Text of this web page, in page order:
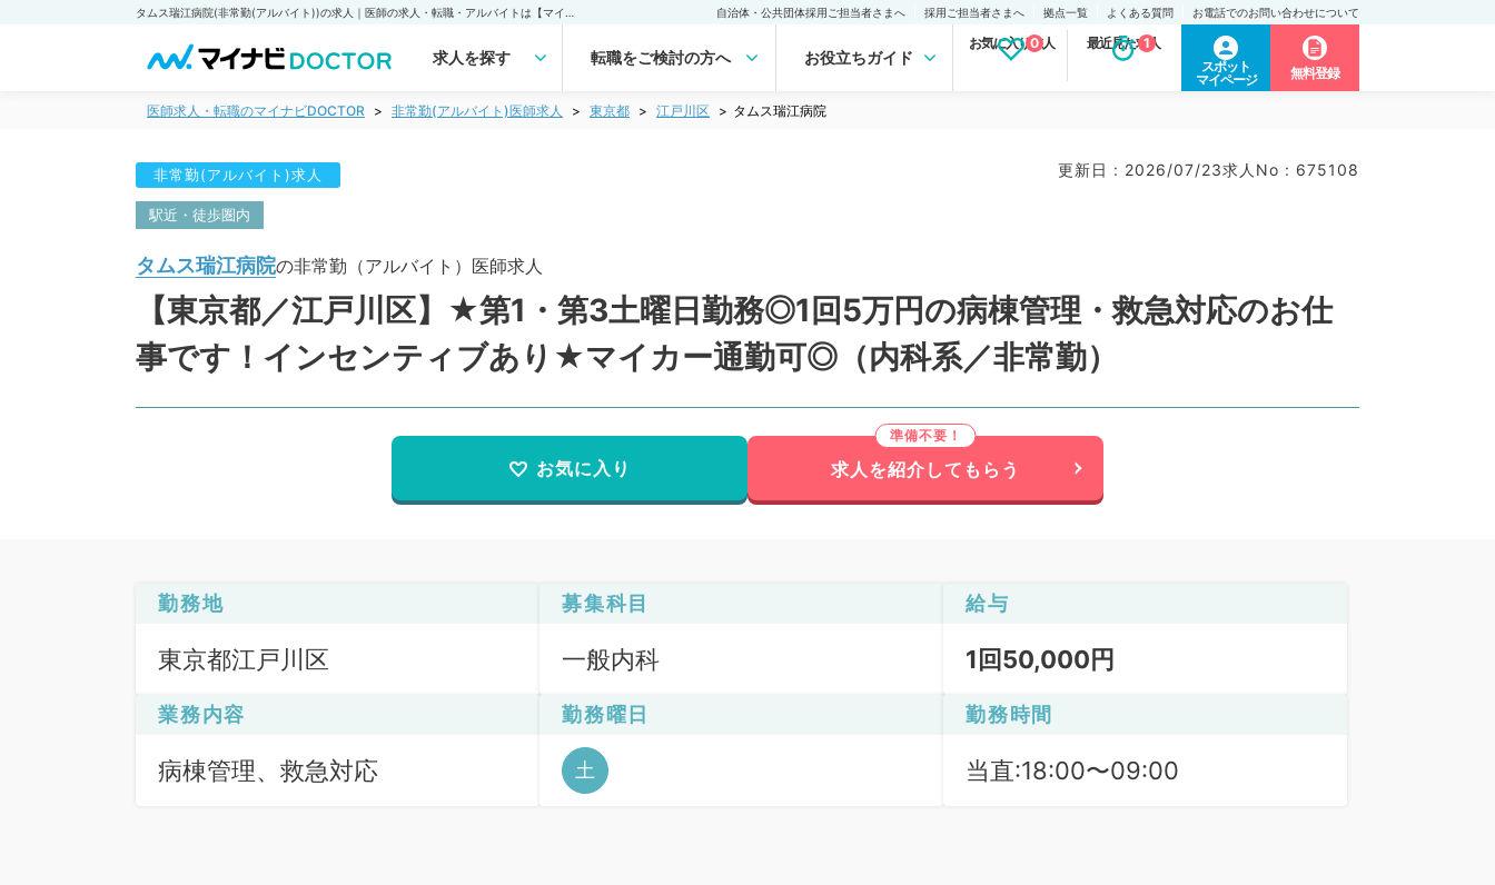
自治体・公共団体採用ご担当者さまへ 採用ご担当者さまへ 拠点一覧 よくある質問 お電話でのお問い合わせについて
求人を探す 転職をご検討の方へ お役立ちガイド
お気に入り求人
0 最近見た求人
1
スポット
マイページ
無料登録
医師求人・転職のマイナビDOCTOR 非常勤(アルバイト)医師求人 東京都 江戸川区 タムス瑞江病院
非常勤(アルバイト)求人 更新日 : 2026/07/23求人No : 675108
駅近・徒歩圏内
タムス瑞江病院の非常勤（アルバイト）医師求人
【東京都／江戸川区】★第1・第3土曜日勤務◎1回5万円の病棟管理・救急対応のお仕
事です！インセンティブあり★マイカー通勤可◎（内科系／非常勤）
お気に入り 求人を紹介してもらう
勤務地
東京都江戸川区
募集科目
一般内科
給与
1回50,000円
業務内容
病棟管理、救急対応
勤務曜日
土
勤務時間
当直:18:00〜09:00